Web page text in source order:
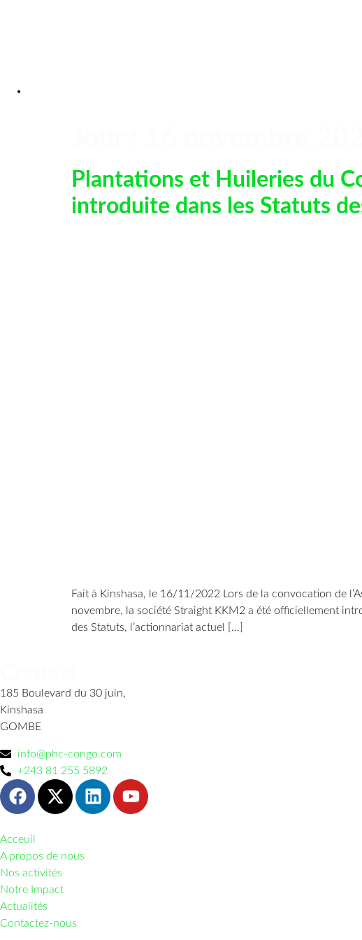
Plantations et Huileries du
introduite dans les Statuts
Fait à Kinshasa, le 16/11/2022 Lors de la convocation de
novembre, la société Straight KKM2 a été officiellement
des Statuts, l’actionnariat actuel […]
185 Boulevard du 30 juin,
Kinshasa
GOMBE
info@phc-congo.com
+243 81 255 5892
Acceuil
A propos de nous
Nos activités
Notre Impact
Actualités
Contactez-nous